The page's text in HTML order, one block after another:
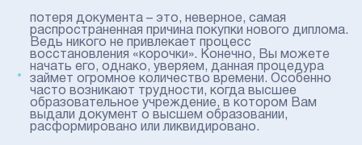
потеря документа – это, неверное, самая
распространенная причина покупки нового диплома.
Ведь никого не привлекает процесс
восстановления «корочки». Конечно, Вы можете
начать его, однако, уверяем, данная процедура
займет огромное количество времени. Особенно
часто возникают трудности, когда высшее
образовательное учреждение, в котором Вам
выдали документ о высшем образовании,
расформировано или ликвидировано.